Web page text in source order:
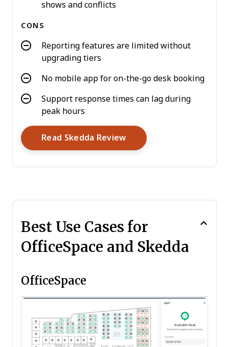
shows and conflicts
CONS
Reporting features are limited without
upgrading tiers
No mobile app for on-the-go desk booking
Support response times can lag during
peak hours
Read Skedda ReviewOpens New Window
Best Use Cases for
OfficeSpace and Skedda
OfficeSpace